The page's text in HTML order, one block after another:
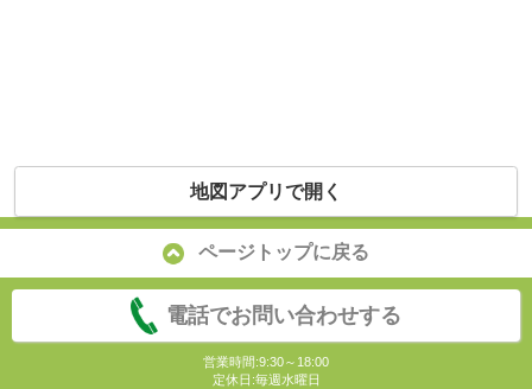
地図アプリで開く
ページトップに戻る
電話でお問い合わせする
営業時間:9:30～18:00
定休日:毎週水曜日